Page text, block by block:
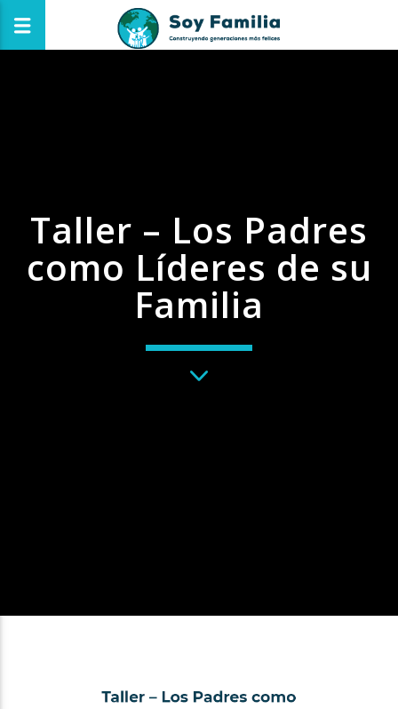
Taller – Los Padres
como Líderes de su
Familia